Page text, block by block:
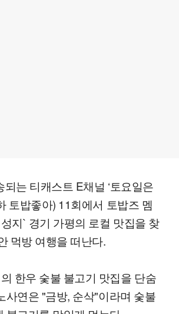
되는 티캐스트 E채널 ‘토요일은
토밥좋아) 11회에서 토밥즈 멤
지` 경기 가평의 로컬 맛집을 찾
먹방 여행을 떠난다.
한우 숯불 불고기 맛집을 단숨
사연은 "금방, 순삭"이라며 숯불